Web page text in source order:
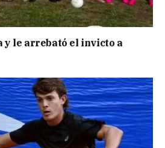
y le arrebató el invicto a